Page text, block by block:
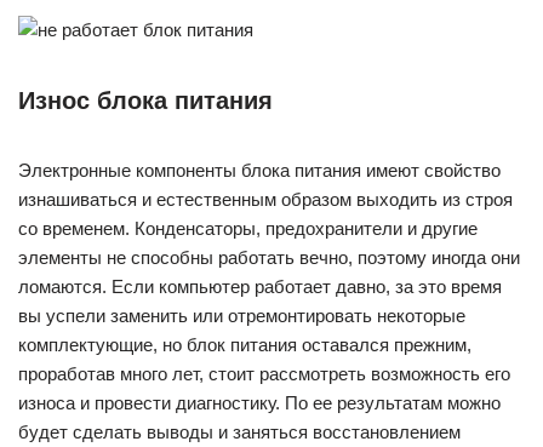
Износ блока питания
Электронные компоненты блока питания имеют свойство
изнашиваться и естественным образом выходить из строя
со временем. Конденсаторы, предохранители и другие
элементы не способны работать вечно, поэтому иногда они
ломаются. Если компьютер работает давно, за это время
вы успели заменить или отремонтировать некоторые
комплектующие, но блок питания оставался прежним,
проработав много лет, стоит рассмотреть возможность его
износа и провести диагностику. По ее результатам можно
будет сделать выводы и заняться восстановлением